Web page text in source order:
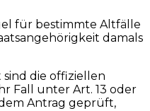
für bestimmte Altfälle
damals
die offiziellen
Fall unter Art. 13 oder
Antrag geprüft,